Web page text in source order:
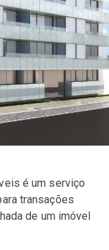
é um serviço
transações
de um imóvel